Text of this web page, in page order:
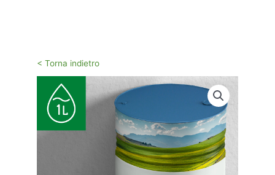
< Torna indietro